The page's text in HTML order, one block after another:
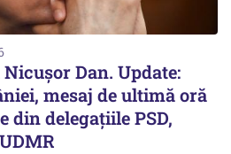
Dan. Update:
mesaj de ultimă oră
din delegațiile PSD,